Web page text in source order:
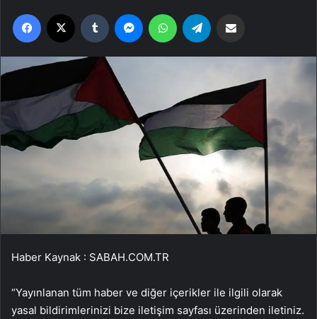
Facebook Tumblr MessengerWhatsApp
Haber Kaynak : SABAH.COM.TR
“Yayınlanan tüm haber ve diğer içerikler ile ilgili olarak
yasal bildirimlerinizi bize iletişim sayfası üzerinden iletiniz.